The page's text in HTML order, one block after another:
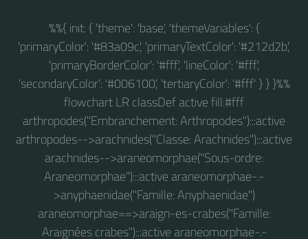
%%{ init: { 'theme': 'base', 'themeVariables': {
'primaryColor': '#83a09c', 'primaryTextColor': '#212d2b',
'primaryBorderColor': '#fff', 'lineColor': '#fff',
'secondaryColor': '#006100', 'tertiaryColor': '#fff' } } }%%
flowchart LR classDef active fill:#fff
arthropodes("Embranchement: Arthropodes"):::active
arthropodes-->arachnides("Classe: Arachnides"):::active
arachnides-->araneomorphae("Sous-ordre:
Araneomorphae"):::active araneomorphae-.-
>anyphaenidae("Famille: Anyphaenidae")
araneomorphae==>araign-es-crabes("Famille:
Araignées crabes"):::active araneomorphae-.-